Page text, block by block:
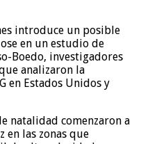
introduce un posible
en un estudio de
Boedo, investigadores
analizaron la
en Estados Unidos y
natalidad comenzaron a
en las zonas que